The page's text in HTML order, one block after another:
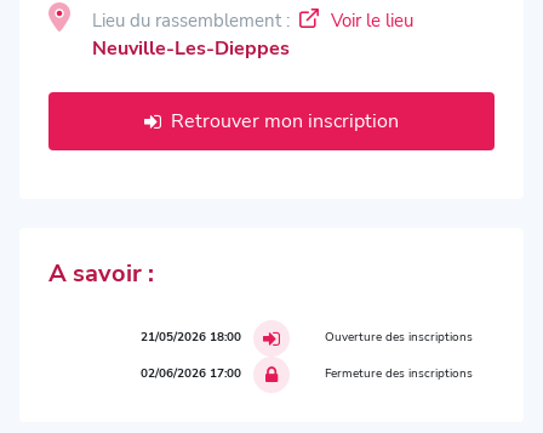
Lieu du rassemblement : Voir le lieu
Neuville-Les-Dieppes
Retrouver mon inscription
A savoir :
21/05/2026 18:00 Ouverture des inscriptions
02/06/2026 17:00 Fermeture des inscriptions